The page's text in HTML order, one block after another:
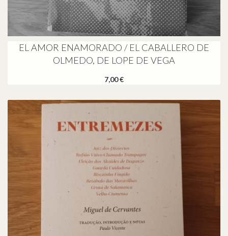
EL AMOR ENAMORADO / EL CABALLERO DE
OLMEDO, DE LOPE DE VEGA
7,00 €